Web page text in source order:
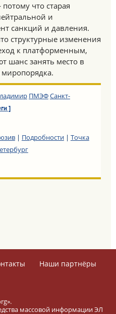
что старая
и
санкций и давления.
структурные изменения
к платформенным,
шанс занять место в
ПМЭФСанкт-
]
| Подробности| Точка
Наши партнёры
массовой информации ЭЛ